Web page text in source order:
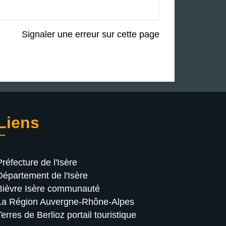
Signaler une erreur sur cette page
de l'Isère
de l'Isère
Isère communauté
Région Auvergne-Rhône-Alpes
de Berlioz portail touristique